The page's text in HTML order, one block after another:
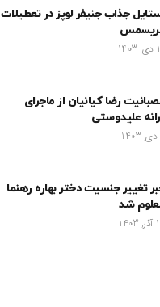
جذاب جنیفر لوپز در تعطیلات
رضا کیانیان از ماجرای
علیدوستی
تغییر جنسیت دختر بهاره رهنما
شد